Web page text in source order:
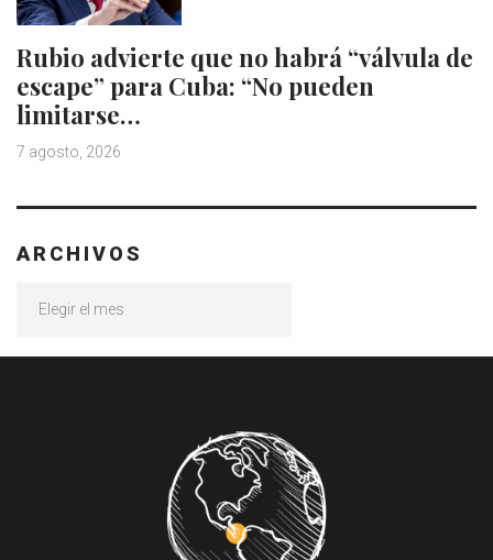
Rubio advierte que no habrá “válvula de
escape” para Cuba: “No pueden
limitarse…
7 agosto, 2026
ARCHIVOS